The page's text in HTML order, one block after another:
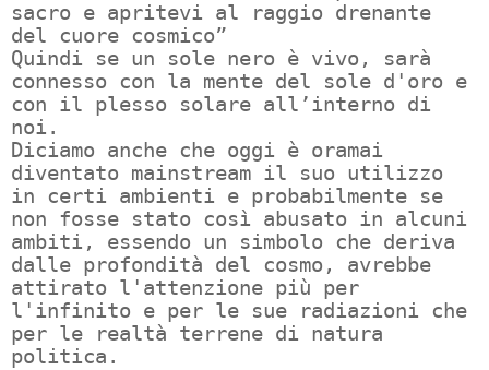
sacro e apritevi al raggio drenante
del cuore cosmico”
Quindi se un sole nero è vivo, sarà
connesso con la mente del sole d'oro e
con il plesso solare all’interno di
noi.
Diciamo anche che oggi è oramai
diventato mainstream il suo utilizzo
in certi ambienti e probabilmente se
non fosse stato così abusato in alcuni
ambiti, essendo un simbolo che deriva
dalle profondità del cosmo, avrebbe
attirato l'attenzione più per
l'infinito e per le sue radiazioni che
per le realtà terrene di natura
politica.